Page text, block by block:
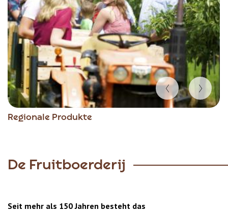
Regionale Produkte
Item
De Fruitboerderij
Seit mehr als 150 Jahren besteht das